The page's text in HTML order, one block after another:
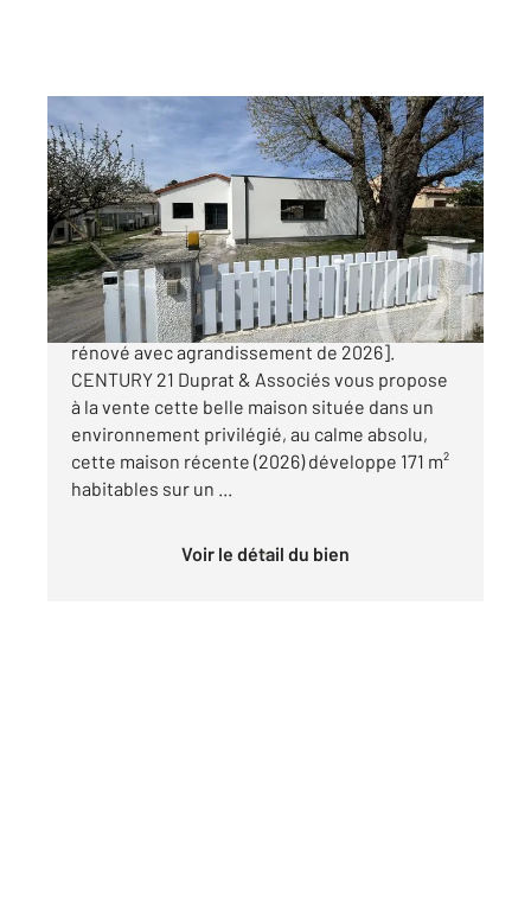
MARCHEPRIME 33
171,40 m
, 7 pièces
Ref : 11149
Maison à vendre
550 000 €
[Maison contemporaine - 7 pièces - totalement
rénové avec agrandissement de 2026].
CENTURY 21 Duprat & Associés vous propose
à la vente cette belle maison située dans un
environnement privilégié, au calme absolu,
cette maison récente (2026) développe 171 m²
habitables sur un ...
Voir le détail du bien